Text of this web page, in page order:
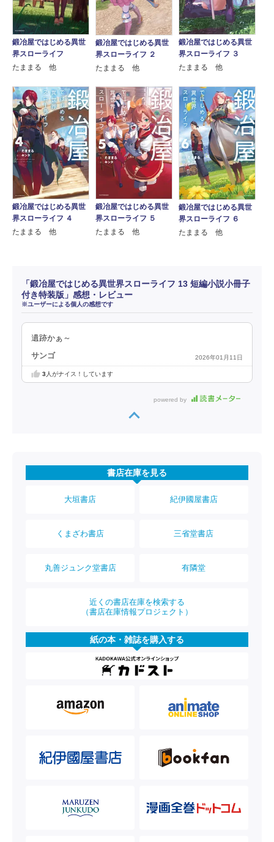
鍛冶屋ではじめる異世
界スローライフ
たままる 他
鍛冶屋ではじめる異世
界スローライフ ２
たままる 他
鍛冶屋ではじめる異世
界スローライフ ３
たままる 他
鍛冶屋ではじめる異世
界スローライフ ４
たままる 他
鍛冶屋ではじめる異世
界スローライフ ５
たままる 他
鍛冶屋ではじめる異世
界スローライフ ６
たままる 他
「鍛冶屋ではじめる異世界スローライフ 13 短編小説小冊子
付き特装版」感想・レビュー
※ユーザーによる個人の感想です
遺跡かぁ～
サンゴ 2026年01月11日
3人がナイス！しています
powered by
書店在庫を見る
大垣書店 紀伊國屋書店
くまざわ書店 三省堂書店
丸善ジュンク堂書店 有隣堂
近くの書店在庫を検索する
（書店在庫情報プロジェクト）
紙の本・雑誌を購入する